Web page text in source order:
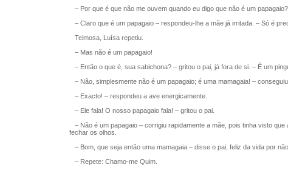
– Por que é que não me ouvem quando eu digo que não é um papagaio?
– Claro que é um papagaio – respondeu-lhe a mãe já irritada. – Só é
Teimosa, Luísa repetiu.
– Mas não é um papagaio!
– Então o que é, sua sabichona? – gritou o pai, já fora de si. – É um
– Não, simplesmente não é um papagaio; é uma mamagaia! –
– Exacto! – respondeu a ave energicamente.
– Ele fala! O nosso papagaio fala! – gritou o pai.
– Não é um papagaio – corrigiu rapidamente a mãe, pois tinha visto
fechar os olhos.
– Bom, que seja então uma mamagaia – disse o pai, feliz da vida por
– Repete: Chamo-me Quim.